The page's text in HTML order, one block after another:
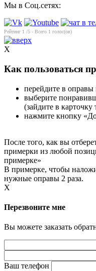
Мы в Соц.сетях:
Рейтинг 1 /5 - Всего 1 голос(ов)
X
Как пользоваться
перейдите в
выберите
(зайдите в карточку
нажмите кнопку
После того, как вы
примерки из любой
примерке»
В примерке, чтобы
нужные оправы 2 раза.
X
Перезвоните мне
Вы можете заказать
Ваш телефон